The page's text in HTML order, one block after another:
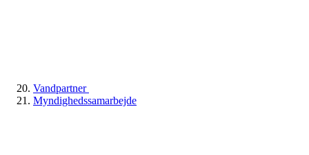
Vandpartner
Myndighedssamarbejde